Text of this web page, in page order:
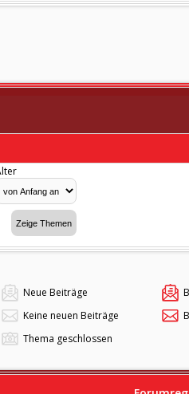
Neue Beiträge
Keine neuen Beiträge
Thema geschlossen